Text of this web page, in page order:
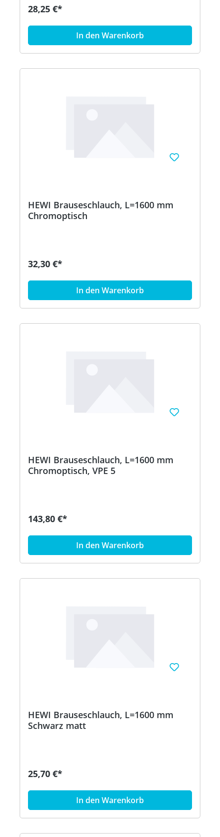
28,25 €*
In den Warenkorb
HEWI Brauseschlauch, L=1600 mm
Chromoptisch
32,30 €*
In den Warenkorb
HEWI Brauseschlauch, L=1600 mm
Chromoptisch, VPE 5
143,80 €*
In den Warenkorb
HEWI Brauseschlauch, L=1600 mm
Schwarz matt
25,70 €*
In den Warenkorb